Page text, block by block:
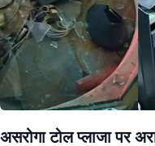
असरोगा टोल प्लाजा पर